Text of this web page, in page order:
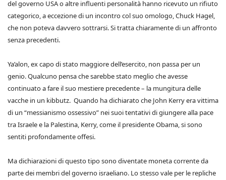
del governo USA o altre influenti personalità hanno ricevuto un rifiuto
categorico, a eccezione di un incontro col suo omologo, Chuck Hagel,
che non poteva davvero sottrarsi. Si tratta chiaramente di un affronto
senza precedenti.
Ya’alon, ex capo di stato maggiore dell’esercito, non passa per un
genio. Qualcuno pensa che sarebbe stato meglio che avesse
continuato a fare il suo mestiere precedente – la mungitura delle
vacche in un kibbutz. Quando ha dichiarato che John Kerry era vittima
di un “messianismo ossessivo” nei suoi tentativi di giungere alla pace
tra Israele e la Palestina, Kerry, come il presidente Obama, si sono
sentiti profondamente offesi.
Ma dichiarazioni di questo tipo sono diventate moneta corrente da
parte dei membri del governo israeliano. Lo stesso vale per le repliche